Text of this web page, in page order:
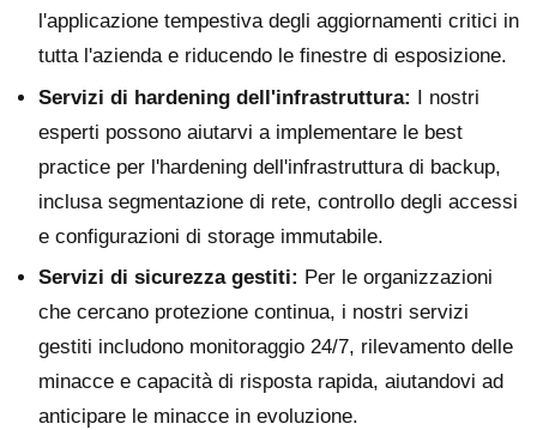
l'applicazione tempestiva degli aggiornamenti critici in
tutta l'azienda e riducendo le finestre di esposizione.
Servizi di hardening dell'infrastruttura: I nostri
esperti possono aiutarvi a implementare le best
practice per l'hardening dell'infrastruttura di backup,
inclusa segmentazione di rete, controllo degli accessi
e configurazioni di storage immutabile.
Servizi di sicurezza gestiti: Per le organizzazioni
che cercano protezione continua, i nostri servizi
gestiti includono monitoraggio 24/7, rilevamento delle
minacce e capacità di risposta rapida, aiutandovi ad
anticipare le minacce in evoluzione.